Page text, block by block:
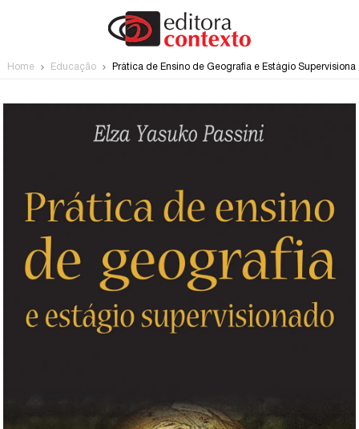
Home Educação Prática de Ensino de Geografia e Estágio